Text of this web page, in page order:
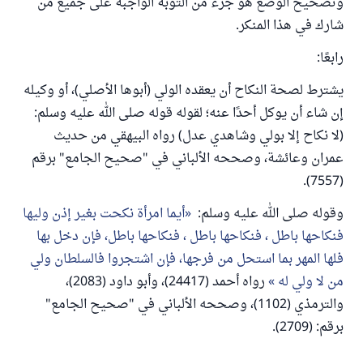
شارك في هذا المنكر.
رابعًا:
يشترط لصحة النكاح أن يعقده الولي (أبوها الأصلي)، أو وكيله
إن شاء أن يوكل أحدًا عنه؛ لقوله قوله صلى الله عليه وسلم:
(لا نكاح إلا بولي وشاهدي عدل) رواه البيهقي من حديث
عمران وعائشة، وصححه الألباني في "صحيح الجامع" برقم
(7557).
وقوله صلى الله عليه وسلم: أيما امرأة نكحت بغير إذن وليها
فنكاحها باطل ، فنكاحها باطل ، فنكاحها باطل، فإن دخل بها
فلها المهر بما استحل من فرجها، فإن اشتجروا فالسلطان ولي
من لا ولي له
رواه أحمد (24417)، وأبو داود (2083)،
والترمذي (1102)، وصححه الألباني في "صحيح الجامع"
برقم: (2709).